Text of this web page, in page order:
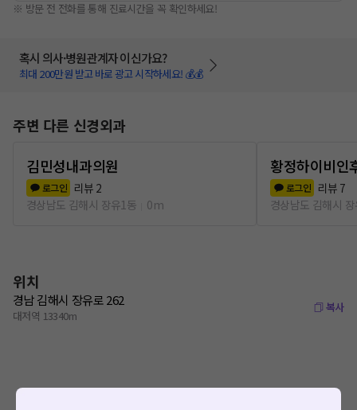
※ 방문 전 전화를 통해 진료시간을 꼭 확인하세요!
혹시 의사·병원관계자 이신가요?
최대 200만원 받고 바로 광고 시작하세요! 💰💰
주변 다른 신경외과
김민성내과의원
로그인 리뷰 2
경상남도 김해시 장유1동
0m
황정하이비인
로그인 리뷰 7
경상남도 김해시
위치
경남 김해시 장유로 262
대저역 13340m
복사